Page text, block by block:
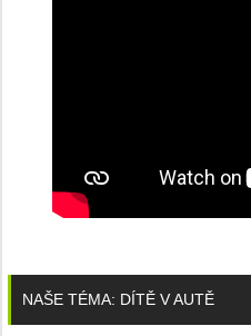
NAŠE TÉMA: DÍTĚ V AUTĚ